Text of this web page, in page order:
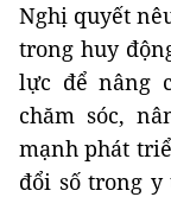
Nghị quyết
trong huy
lực để nâng
chăm sóc,
mạnh phát
đổi số trong